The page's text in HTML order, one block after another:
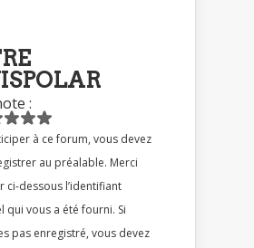
:
vous devez
au préalable. Merci
ci-dessous l’identifiant
a été fourni. Si
pas enregistré, vous devez